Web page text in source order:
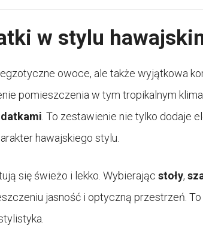
w stylu
owoce, ale także wyjątkowa
pomieszczenia w tym tropikalnym
. To zestawienie nie tylko dodaje
hawajskiego stylu.
się świeżo i lekko. Wybierając stoły,
jasność i optyczną przestrzeń. To